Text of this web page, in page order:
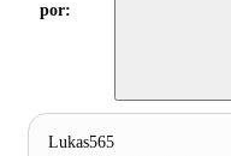
por:
Lukas565